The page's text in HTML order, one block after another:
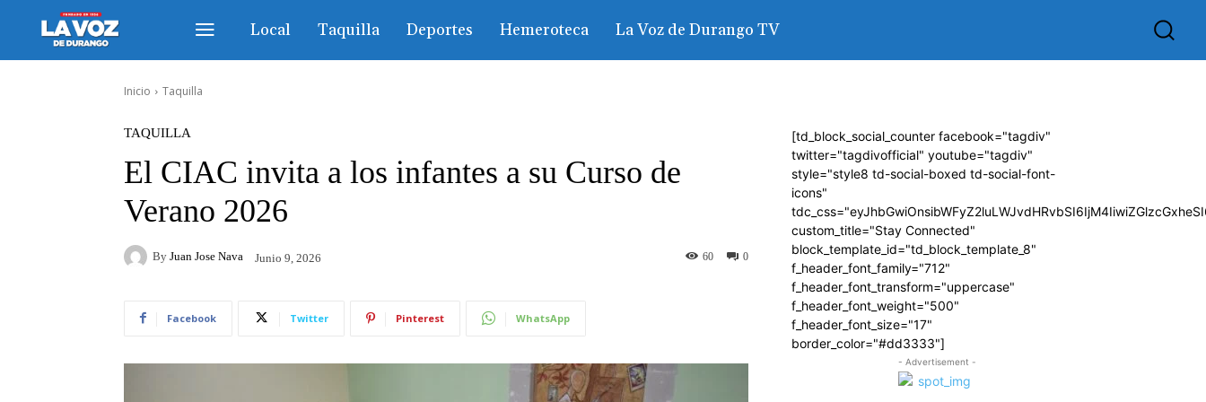
Local Taquilla Deportes Hemeroteca La Voz de Durango TV
Inicio Taquilla
TAQUILLA
El CIAC invita a los infantes a su Curso de
Verano 2026
By Juan Jose Nava Junio 9, 2026 0
60
Facebook Twitter Pinterest WhatsApp
[td_block_social_counter facebook="tagdiv"
twitter="tagdivofficial" youtube="tagdiv"
style="style8 td-social-boxed td-social-font-
icons"
custom_title="Stay Connected"
block_template_id="td_block_template_8"
f_header_font_family="712"
f_header_font_transform="uppercase"
f_header_font_weight="500"
f_header_font_size="17"
border_color="#dd3333"]
- Advertisement -